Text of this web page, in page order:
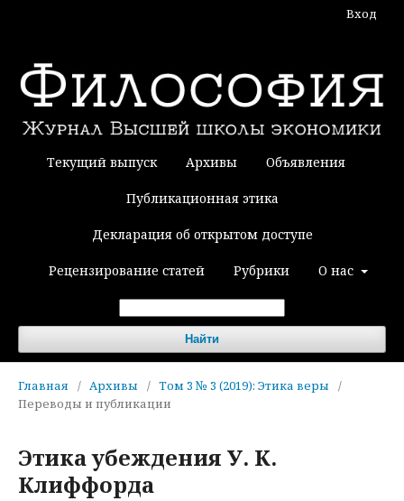
Текущий выпуск Архивы Объявления
Публикационная этика
Декларация об открытом доступе
Рецензирование статей Рубрики О нас
Найти
Вход
Главная / Архивы / Том 3 № 3 (2019): Этика веры
/
Переводы и публикации
Этика убеждения У. К.
Клиффорда